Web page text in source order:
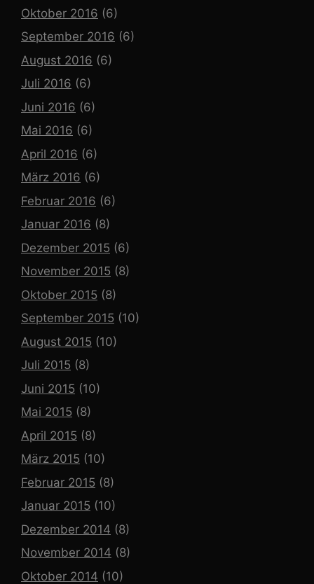
Oktober 2016 (6)
September 2016 (6)
August 2016 (6)
Juli 2016 (6)
Juni 2016 (6)
Mai 2016 (6)
April 2016 (6)
März 2016 (6)
Februar 2016 (6)
Januar 2016 (8)
Dezember 2015 (6)
November 2015 (8)
Oktober 2015 (8)
September 2015 (10)
August 2015 (10)
Juli 2015 (8)
Juni 2015 (10)
Mai 2015 (8)
April 2015 (8)
März 2015 (10)
Februar 2015 (8)
Januar 2015 (10)
Dezember 2014 (8)
November 2014 (8)
Oktober 2014 (10)